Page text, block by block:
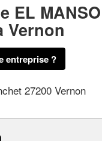
EL
Vernon
entreprise ?
27200 Vernon